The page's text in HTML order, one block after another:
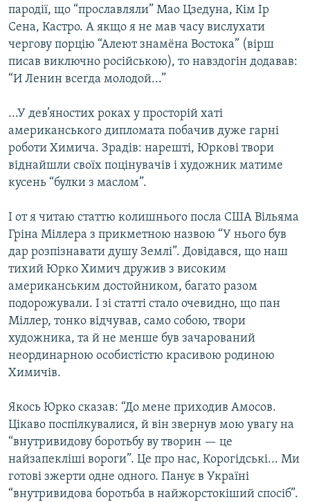
пародії, що “прославляли” Мао Цзедуна, Кім Ір
Сена, Кастро. А якщо я не мав часу вислухати
чергову порцію “Алеют знамёна Востока” (вірш
писав виключно російською), то навздогін додавав:
“И Ленин всегда молодой...”
...У дев’яностих роках у просторій хаті
американського дипломата побачив дуже гарні
роботи Химича. Зрадів: нарешті, Юркові твори
віднайшли своїх поцінувачів і художник матиме
кусень “булки з маслом”.
І от я читаю статтю колишнього посла США Вільяма
Гріна Міллера з прикметною назвою “У нього був
дар розпізнавати душу Землі”. Довідався, що наш
тихий Юрко Химич дружив з високим
американським достойником, багато разом
подорожували. І зі статті стало очевидно, що пан
Міллер, тонко відчував, само собою, твори
художника, та й не менше був зачарований
неординарною особистістю красивою родиною
Химичів.
Якось Юрко сказав: “До мене приходив Амосов.
Цікаво поспілкувалися, й він звернув мою увагу на
“внутривидову боротьбу ву творин — це
найзапекліші вороги”. Це про нас, Корогідські... Ми
готові зжерти одне одного. Панує в Україні
“внутривидова боротьба в найжорстокіший спосіб”.